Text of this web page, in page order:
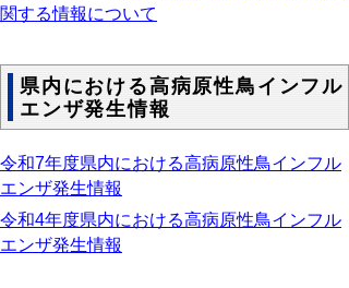
関する情報について
県内における高病原性鳥インフル
エンザ発生情報
令和7年度県内における高病原性鳥インフル
エンザ発生情報
令和4年度県内における高病原性鳥インフル
エンザ発生情報